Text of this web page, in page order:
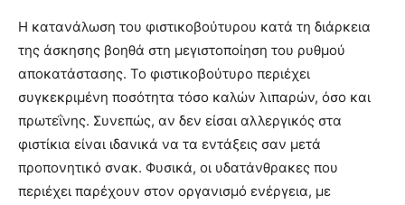
Η κατανάλωση του φιστικοβούτυρου κατά τη διάρκεια
της άσκησης βοηθά στη μεγιστοποίηση του ρυθμού
αποκατάστασης. Το φιστικοβούτυρο περιέχει
συγκεκριμένη ποσότητα τόσο καλών λιπαρών, όσο και
πρωτεΐνης. Συνεπώς, αν δεν είσαι αλλεργικός στα
φιστίκια είναι ιδανικά να τα εντάξεις σαν μετά
προπονητικό σνακ. Φυσικά, οι υδατάνθρακες που
περιέχει παρέχουν στον οργανισμό ενέργεια, με